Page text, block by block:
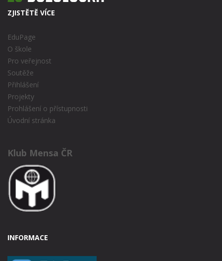
ZJISTĚTĚ VÍCE
EduPage
O škole
Pro veřejnost
Soutěže
Přihlášení
Projekty
Prohlášení o přístupnosti
Úvodní stránka
Klub Mensa ČR
INFORMACE